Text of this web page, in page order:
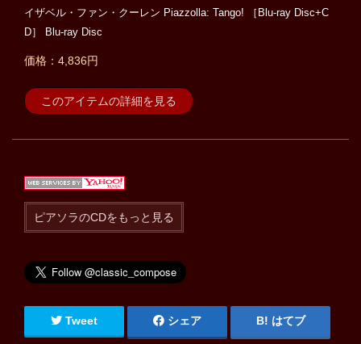
イザベル・ファン・クーレン Piazzolla: Tango! ［Blu-ray Disc+C
D］ Blu-ray Disc
価格：4,836円
このアイテムの詳細を見る
ピアソラのCDをもっと見る
Tweet シェア はてブ